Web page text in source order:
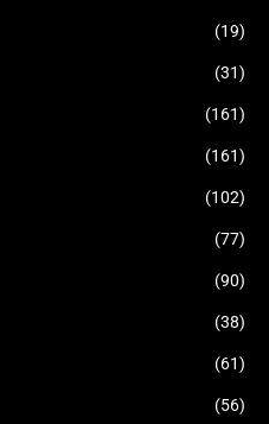
(19)
(31)
(161)
(161)
(102)
(77)
(90)
(38)
(61)
(56)